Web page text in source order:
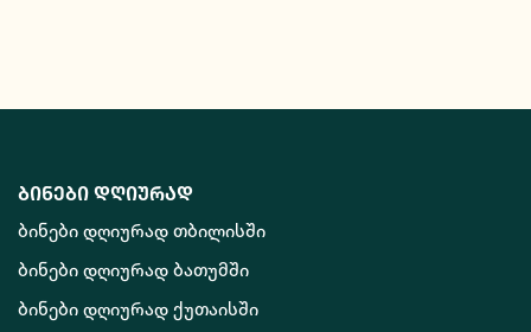
ბინები დღიურად
ბინები დღიურად თბილისში
ბინები დღიურად ბათუმში
ბინები დღიურად ქუთაისში